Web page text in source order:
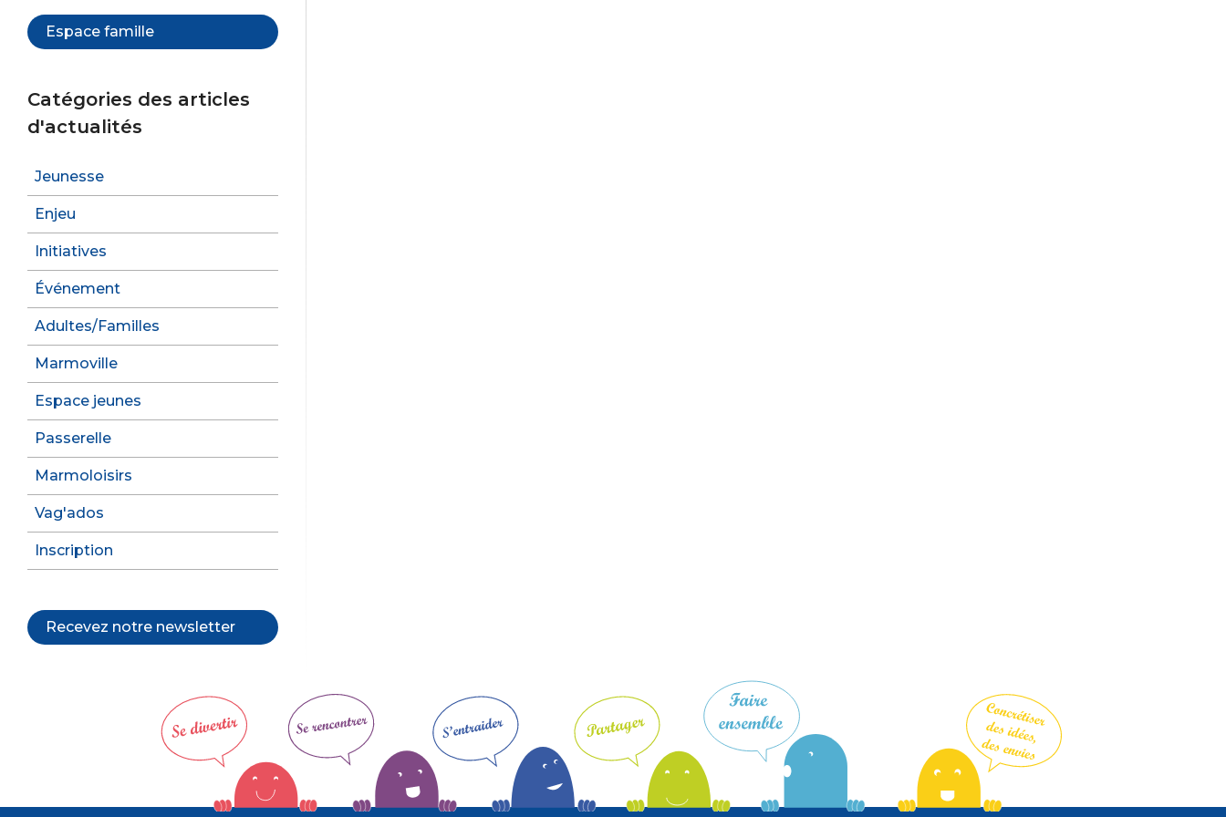
Espace famille
Catégories des articles
d'actualités
Jeunesse
Enjeu
Initiatives
Événement
Adultes/Familles
Marmoville
Espace jeunes
Passerelle
Marmoloisirs
Vag'ados
Inscription
Recevez notre newsletter